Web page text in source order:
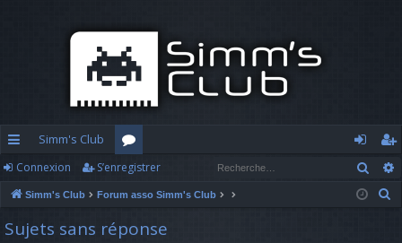
cc
ès
ra
Simm's Club
or
u
m
o
n
’e
nr
Connexion S’enregistrer
Simm's Club Forum asso Simm's Club
Sujets sans réponse